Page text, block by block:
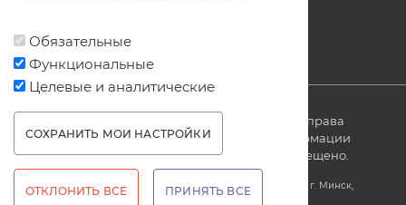
© ОДО «Точно-вовремя» 2007-2026. Все права
защищены, любое использование информации
без ссылки на источник produkt.by запрещено.
Юридический адрес: Республика Беларусь, 220005, г. Минск,
Обязательные
Функциональные
Целевые и аналитические
СОХРАНИТЬ МОИ НАСТРОЙКИ
ОТКЛОНИТЬ ВСЕ ПРИНЯТЬ ВСЕ
WITHDRAW CONSENT